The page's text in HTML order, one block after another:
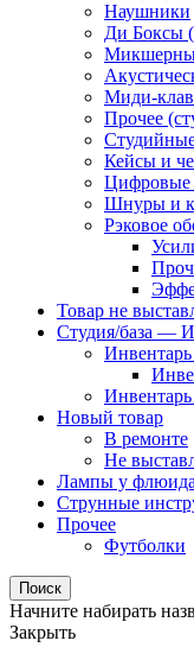
Наушники
Ди Боксы
Миди-
Прочее
Кейсы и
Цифровые
Шнуры и
Рэковое
Товар не
Студия/база —
Новый товар
В ремонтe
Не
Лампы у флюида
Струнные
Прочее
Футболки
Поиск
Начните набирать
Закрыть